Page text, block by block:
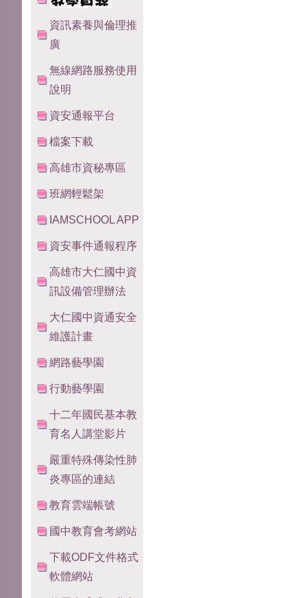
資訊素養與倫理推
廣
無線網路服務使用
說明
資安通報平台
檔案下載
高雄市資秘專區
班網輕鬆架
IAMSCHOOL APP
資安事件通報程序
高雄市大仁國中資
訊設備管理辦法
大仁國中資通安全
維護計畫
網路藝學園
行動藝學園
十二年國民基本教
育名人講堂影片
嚴重特殊傳染性肺
炎專區的連結
教育雲端帳號
國中教育會考網站
下載ODF文件格式
軟體網站